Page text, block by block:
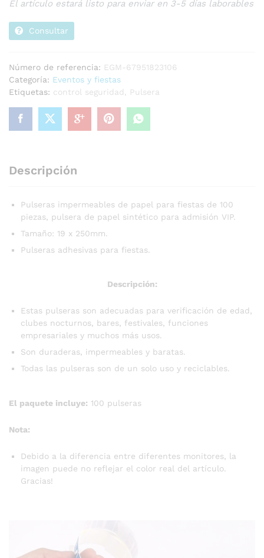
El artículo estará listo para enviar en 3-5 días laborables
Consultar
Número de referencia: EGM-67951823106
Categoría: Eventos y fiestas
Etiquetas: control seguridad Pulsera
Descripción
Pulseras impermeables de papel para fiestas de 100
piezas, pulsera de papel sintético para admisión VIP.
Tamaño: 19 x 250mm.
Pulseras adhesivas para fiestas.
Descripción:
Estas pulseras son adecuadas para verificación de edad,
clubes nocturnos, bares, festivales, funciones
empresariales y muchos más usos.
Son duraderas, impermeables y baratas.
Todas las pulseras son de un solo uso y reciclables.
El paquete incluye: 100 pulseras
Nota:
Debido a la diferencia entre diferentes monitores, la
imagen puede no reflejar el color real del artículo.
Gracias!